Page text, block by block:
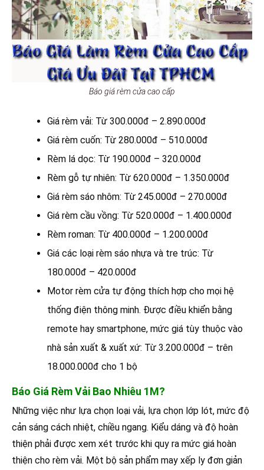
Báo giá rèm cửa cao cấp
Giá rèm vải: Từ 300.000đ – 2.890.000đ
Giá rèm cuốn: Từ 280.000đ – 510.000đ
Rèm lá dọc: Từ 190.000đ – 320.000đ
Rèm gỗ tự nhiên: Từ 620.000đ – 1.350.000đ
Giá rèm sáo nhôm: Từ 245.000đ – 270.000đ
Giá rèm cầu vồng: Từ 520.000đ – 1.400.000đ
Rèm roman: Từ 400.000đ – 1.200.000đ
Giá các loại rèm sáo nhựa và tre trúc: Từ
180.000đ – 420.000đ
Motor rèm cửa tự động thích hợp cho mọi hệ
thống điện thông minh. Được điều khiển bằng
remote hay smartphone, mức giá tùy thuộc vào
nhà sản xuất & xuất xứ: Từ 3.200.000đ – trên
18.000.000đ cho 1 bộ
Báo Giá Rèm Vải Bao Nhiêu 1M?
Những việc như lựa chọn loại vải, lựa chọn lớp lót, mức độ
cản sáng cách nhiệt, chiều ngang. Kiểu dáng và độ hoàn
thiện phải được xem xét trước khi quy ra mức giá hoàn
thiện cho rèm vải. Một bộ sản phẩm may xếp ly đơn giản